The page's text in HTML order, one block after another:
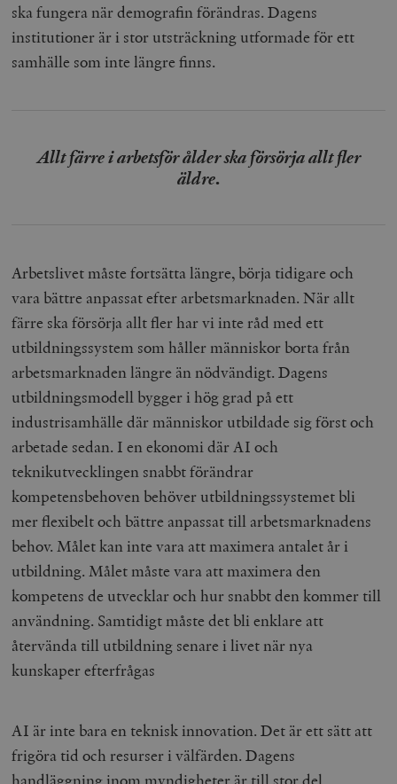
ska fungera när demografin förändras. Dagens
institutioner är i stor utsträckning utformade för ett
samhälle som inte längre finns.
Allt färre i arbetsför ålder ska försörja allt fler
äldre.
Arbetslivet måste fortsätta längre, börja tidigare och
vara bättre anpassat efter arbetsmarknaden. När allt
färre ska försörja allt fler har vi inte råd med ett
utbildningssystem som håller människor borta från
arbetsmarknaden längre än nödvändigt. Dagens
utbildningsmodell bygger i hög grad på ett
industrisamhälle där människor utbildade sig först och
arbetade sedan. I en ekonomi där AI och
teknikutvecklingen snabbt förändrar
kompetensbehoven behöver utbildningssystemet bli
mer flexibelt och bättre anpassat till arbetsmarknadens
behov. Målet kan inte vara att maximera antalet år i
utbildning. Målet måste vara att maximera den
kompetens de utvecklar och hur snabbt den kommer till
användning. Samtidigt måste det bli enklare att
återvända till utbildning senare i livet när nya
kunskaper efterfrågas
AI är inte bara en teknisk innovation. Det är ett sätt att
frigöra tid och resurser i välfärden. Dagens
handläggning inom myndigheter är till stor del